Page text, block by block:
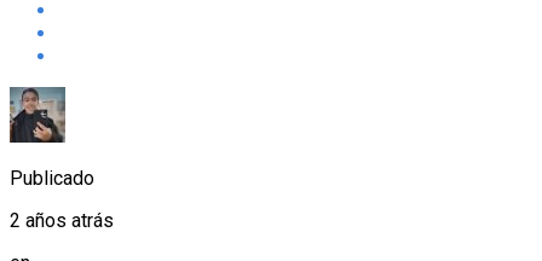
Publicado
2 años atrás